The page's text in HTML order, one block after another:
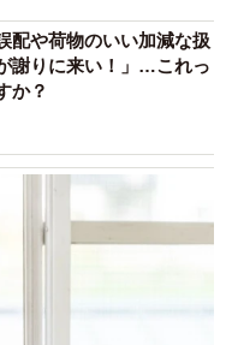
配や荷物のいい加減な扱
謝りに来い！」…これっ
か？